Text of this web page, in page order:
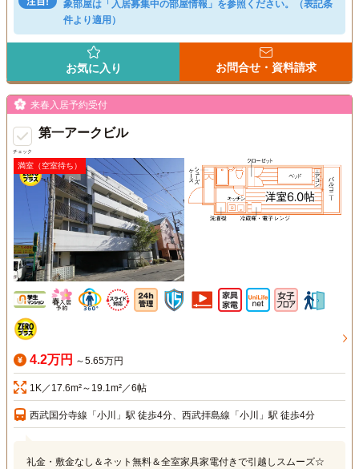
象部屋は「入居募集中の部屋情報」を参照ください。（表記条
件より適用）
お気に入り お問合せ・資料請求
チェック
来春入居予約受付
第一アークビル
満室（空室待ち）
4.2万円 ～5.65万円
1K／17.6m²～19.1m²／6帖
西武国分寺線「小川」駅 徒歩4分、西武拝島線「小川」駅 徒歩4分
礼金・敷金なし＆ネット無料＆全室家具家電付きで引越しスムーズ☆